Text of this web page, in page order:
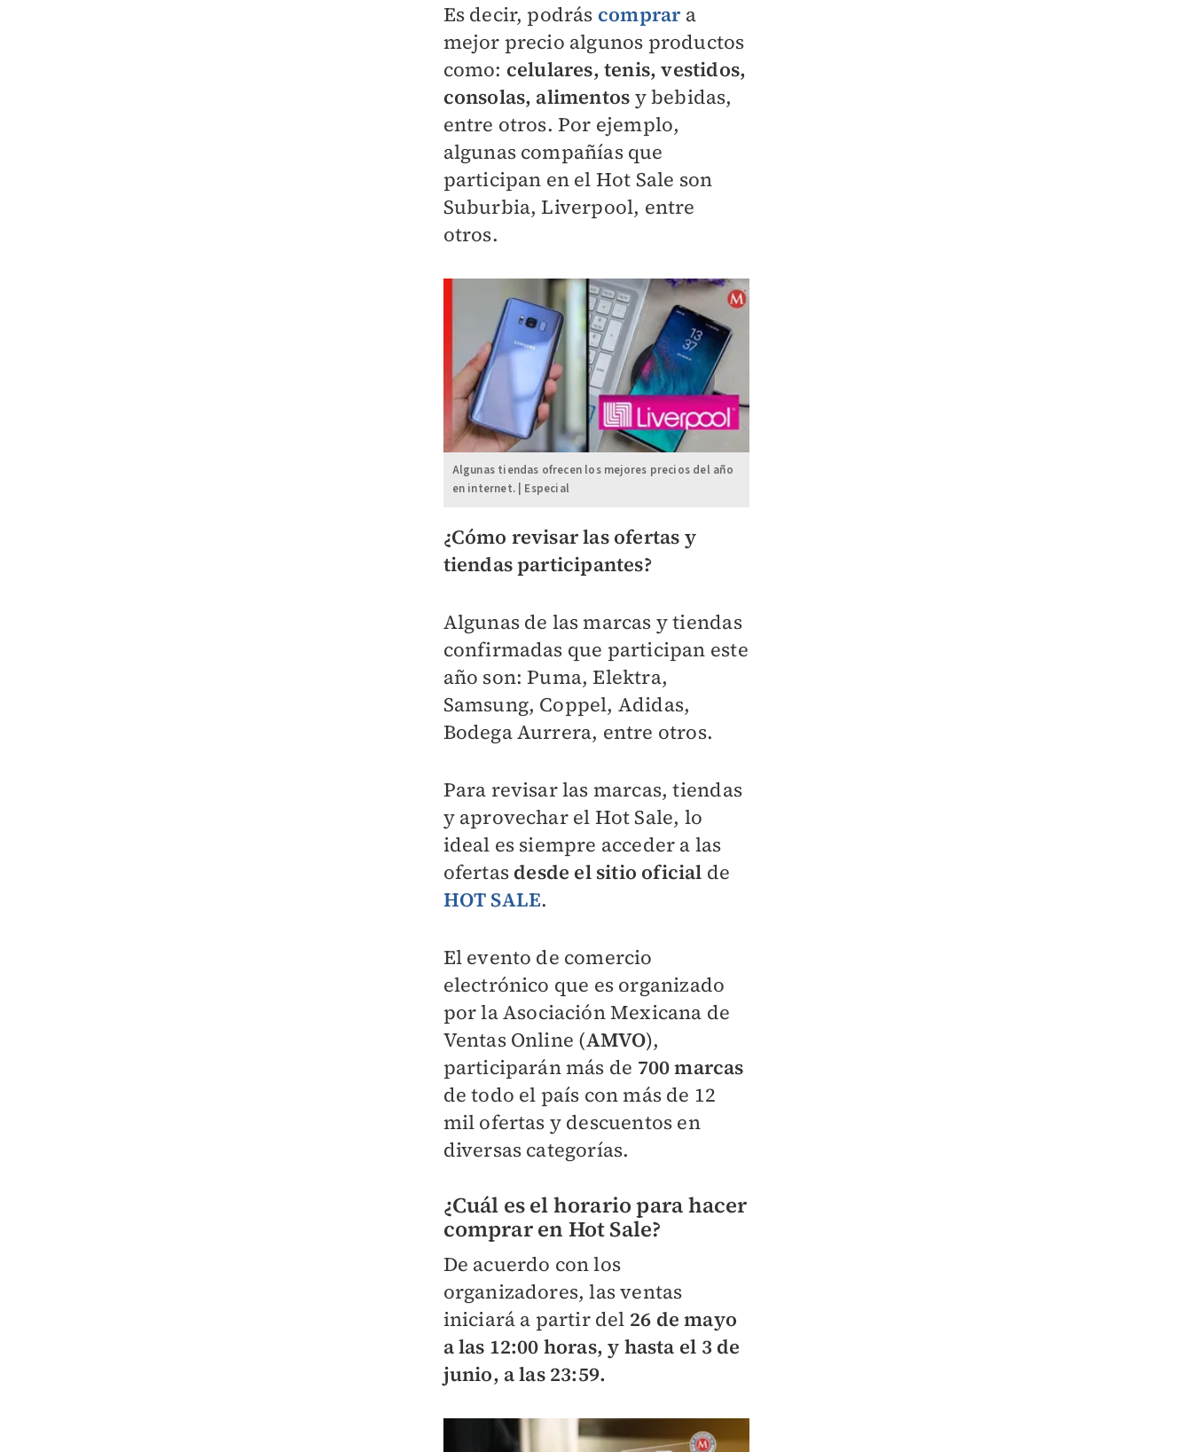
Es decir, podrás comprara
mejor precio algunos productos
como: celulares, tenis, vestidos,
consolas, alimentos y bebidas,
entre otros. Por ejemplo,
algunas compañías que
participan en el Hot Sale son
Suburbia, Liverpool, entre
otros.
Algunas tiendas ofrecen los mejores precios del año
en internet. | Especial
¿Cómo revisar las ofertas y
tiendas participantes?
Algunas de las marcas y tiendas
confirmadas que participan este
año son: Puma, Elektra,
Samsung, Coppel, Adidas,
Bodega Aurrera, entre otros.
Para revisar las marcas, tiendas
y aprovechar el Hot Sale, lo
ideal es siempre acceder a las
ofertasdesde el sitio oficial de
HOT SALE.
El evento de comercio
electrónico que es organizado
por la Asociación Mexicana de
Ventas Online (AMVO),
participarán más de 700 marcas
de todo el país con más de 12
mil ofertas y descuentos en
diversas categorías.
¿Cuál es el horario para hacer
comprar en Hot Sale?
De acuerdo con los
organizadores, las ventas
iniciará a partir del 26 de mayo
a las 12:00 horas, y hasta el 3 de
junio, a las 23:59.